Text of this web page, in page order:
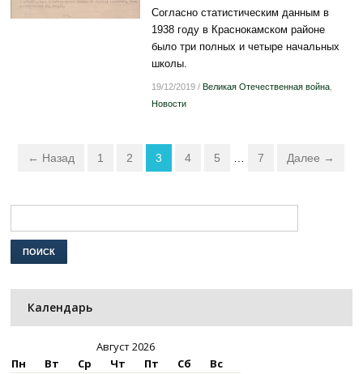
Согласно статистическим данным в
1938 году в Краснокамском районе
было три полных и четыре начальных
школы.
19/12/2019/ Великая Отечественная война,
Новости
← Назад 1 2 3 4 5 7 Далее →
Календарь
Август 2026
Пн
Вт Ср Чт Пт Сб
Вс